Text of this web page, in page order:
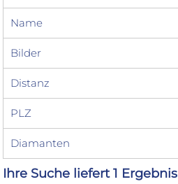
Name
Bilder
Distanz
PLZ
Diamanten
Ihre Suche liefert 1 Ergebnis